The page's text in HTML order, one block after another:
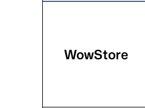
WowStore